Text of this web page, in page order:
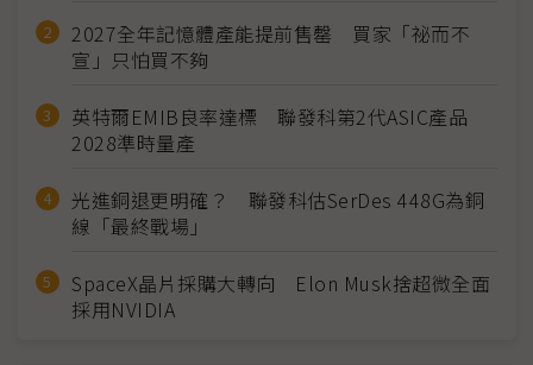
2027全年記憶體產能提前售罄 買家「祕而不
宣」只怕買不夠
英特爾EMIB良率達標 聯發科第2代ASIC產品
2028準時量產
光進銅退更明確？ 聯發科估SerDes 448G為銅
線「最終戰場」
SpaceX晶片採購大轉向 Elon Musk捨超微全面
採用NVIDIA